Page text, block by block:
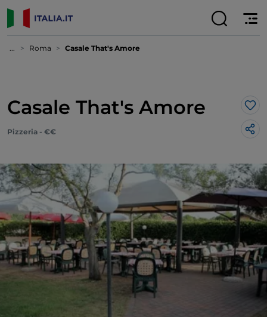
... Roma Casale That's Amore
Casale That's Amore
Pizzeria - €€